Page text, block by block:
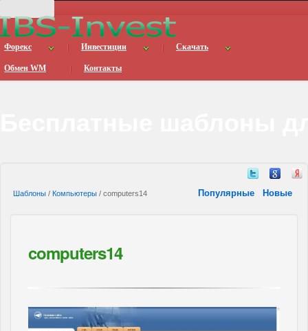
Форекс Инвестиции Скачать
Обмен WM Контакты
Шаблоны / Компьютеры / computers14 Популярные Новые
computers14